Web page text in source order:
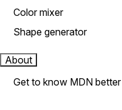
Color mixer
Shape generator
About
Get to know MDN better